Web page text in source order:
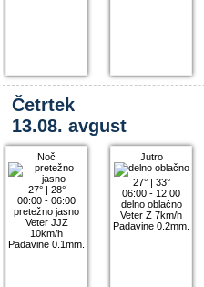
Četrtek
13.08. avgust
Noč
27°| 28°
00:00 - 06:00
pretežno jasno
Veter JJZ
10km/h
Padavine 0.1mm.
Jutro
27°| 33°
06:00 - 12:00
delno oblačno
Veter Z 7km/h
Padavine 0.2mm.